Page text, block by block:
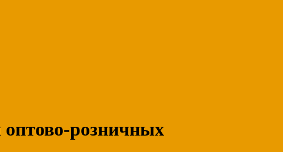
оптово-розничных